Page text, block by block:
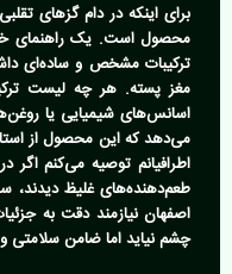
برای اینکه در دام گزهای
محصول است. یکراهنمای
ترکیبات مشخص و ساده‌ای
مغز پسته. هر چه لیست
اسانس‌های شیمیایی یا
می‌دهد که این محصول از
اطرافیانم توصیه می‌کنم
طعم‌دهنده‌های غلیظ دیدند،
اصفهان نیازمند دقت به
چشم نیاید اما ضامن